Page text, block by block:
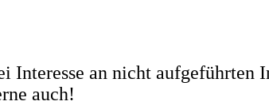
Interesse an nicht aufgeführten
auch!